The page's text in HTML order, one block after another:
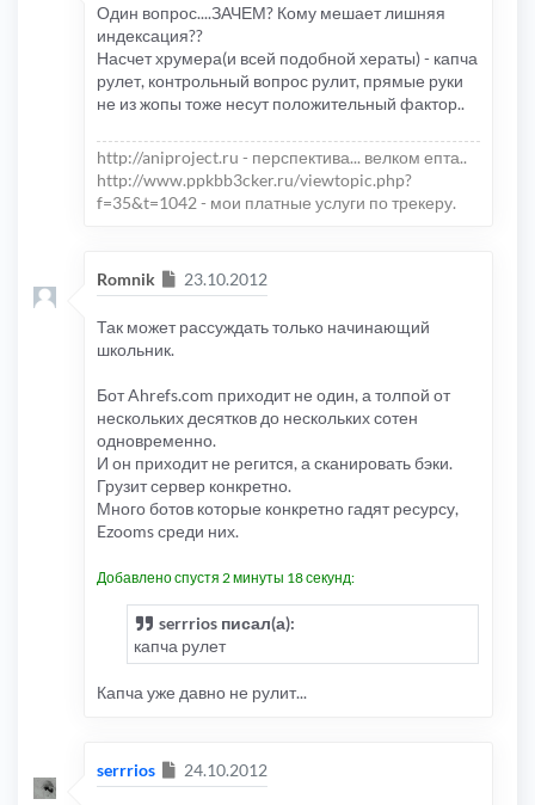
Один вопрос....ЗАЧЕМ? Кому мешает лишняя
индексация??
Насчет хрумера(и всей подобной хераты) - капча
рулет, контрольный вопрос рулит, прямые руки
не из жопы тоже несут положительный фактор..
http://aniproject.ru - перспектива... велком епта..
http://www.ppkbb3cker.ru/viewtopic.php?
f=35&t=1042 - мои платные услуги по трекеру.
Romnik Сообщение
23.10.2012
Так может рассуждать только начинающий
школьник.
Бот Ahrefs.com приходит не один, а толпой от
нескольких десятков до нескольких сотен
одновременно.
И он приходит не регится, а сканировать бэки.
Грузит сервер конкретно.
Много ботов которые конкретно гадят ресурсу,
Ezooms среди них.
Добавлено спустя 2 минуты 18 секунд:
serrrios писал(а):
капча рулет
Капча уже давно не рулит...
serrrios Сообщение
24.10.2012